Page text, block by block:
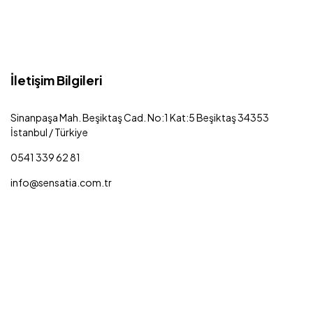
İletişim Bilgileri
Sinanpaşa Mah. Beşiktaş Cad. No:1 Kat:5 Beşiktaş 34353
İstanbul / Türkiye
0541 339 62 81
info@sensatia.com.tr